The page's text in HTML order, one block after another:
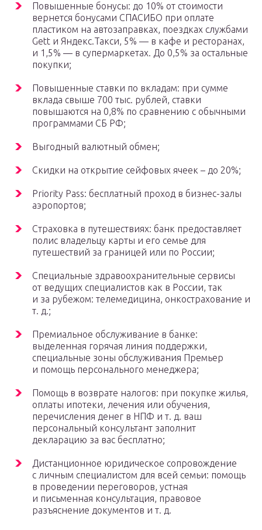
Повышенные бонусы: до 10% от стоимости
вернется бонусами СПАСИБО при оплате
пластиком на автозаправках, поездках службами
Gett и Яндекс.Такси, 5% — в кафе и ресторанах,
и 1,5% — в супермаркетах. До 0,5% за остальные
покупки;
Повышенные ставки по вкладам: при сумме
вклада свыше 700 тыс. рублей, ставки
повышаются на 0,8% по сравнению с обычными
программами СБ РФ;
Выгодный валютный обмен;
Скидки на открытие сейфовых ячеек – до 20%;
Priority Pass: бесплатный проход в бизнес-залы
аэропортов;
Страховка в путешествиях: банк предоставляет
полис владельцу карты и его семье для
путешествий за границей или по России;
Специальные здравоохранительные сервисы
от ведущих специалистов как в России, так
и за рубежом: телемедицина, онкострахование и
т. д.;
Премиальное обслуживание в банке:
выделенная горячая линия поддержки,
специальные зоны обслуживания Премьер
и помощь персонального менеджера;
Помощь в возврате налогов: при покупке жилья,
оплаты ипотеки, лечения или обучения,
перечисления денег в НПФ и т. д. ваш
персональный консультант заполнит
декларацию за вас бесплатно;
Дистанционное юридическое сопровождение
с личным специалистом для всей семьи: помощь
в проведении переговоров, устная
и письменная консультация, правовое
разъяснение документов и т. д.